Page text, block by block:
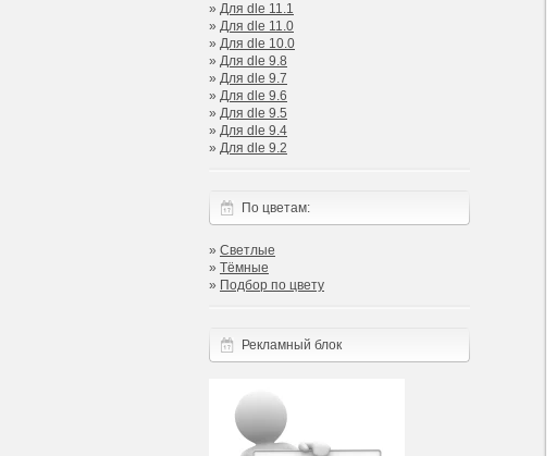
» Для dle 11.1
» Для dle 11.0
» Для dle 10.0
» Для dle 9.8
» Для dle 9.7
» Для dle 9.6
» Для dle 9.5
» Для dle 9.4
» Для dle 9.2
По цветам:
» Светлые
» Тёмные
» Подбор по цвету
Рекламный блок